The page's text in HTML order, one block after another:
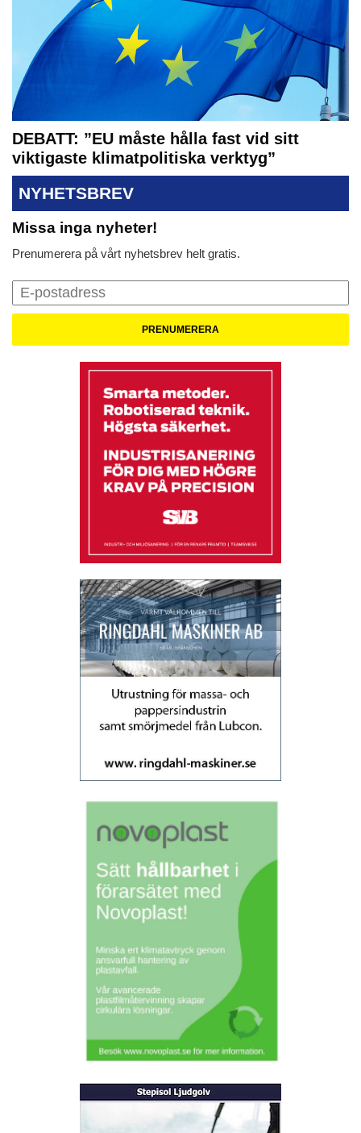
DEBATT: ”EU måste hålla fast vid sitt
viktigaste klimatpolitiska verktyg”
NYHETSBREV
Missa inga nyheter!
Prenumerera på vårt nyhetsbrev helt gratis.